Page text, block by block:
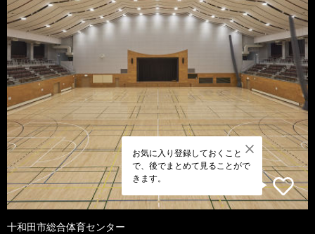
お気に入り登録しておくこと
で、後でまとめて見ることがで
きます。
十和田市総合体育センター